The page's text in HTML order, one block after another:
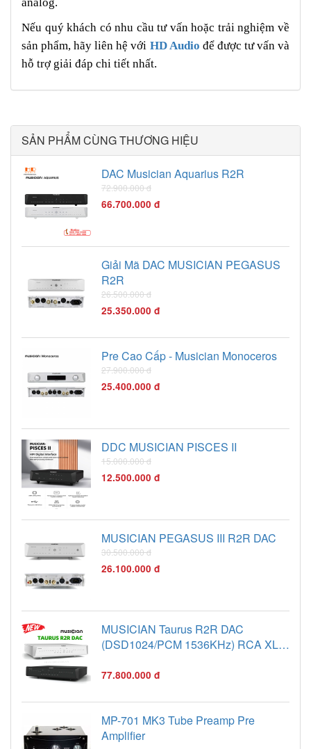
Nếu quý khách có nhu cầu tư vấn hoặc trải nghiệm về
sản phẩm, hãy liên hệ với HD Audio để được tư vấn và
hỗ trợ giải đáp chi tiết nhất.
SẢN PHẨM CÙNG THƯƠNG HIỆU
DAC Musician Aquarius R2R
72.900.000 đ
66.700.000 đ
Giải Mã DAC MUSICIAN PEGASUS
R2R
26.500.000 đ
25.350.000 đ
Pre Cao Cấp - Musician Monoceros
27.900.000 đ
25.400.000 đ
DDC MUSICIAN PISCES II
15.000.000 đ
12.500.000 đ
MUSICIAN PEGASUS III R2R DAC
30.500.000 đ
26.100.000 đ
MUSICIAN Taurus R2R DAC
(DSD1024/PCM 1536KHz) RCA XLR
77.800.000 đ
MP-701 MK3 Tube Preamp Pre
Amplifier